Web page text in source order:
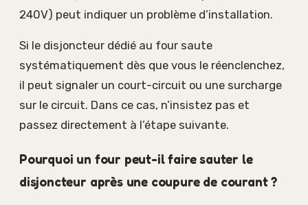
240V) peut indiquer un problème d’installation.
Si le disjoncteur dédié au four saute
systématiquement dès que vous le réenclenchez,
il peut signaler un court-circuit ou une surcharge
sur le circuit. Dans ce cas, n’insistez pas et
passez directement à l’étape suivante.
Pourquoi un four peut-il faire sauter le
disjoncteur après une coupure de courant ?